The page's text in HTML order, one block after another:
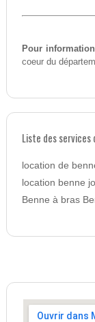
Pour
coeur du
Liste des services
location de
location benne
Benne à bras